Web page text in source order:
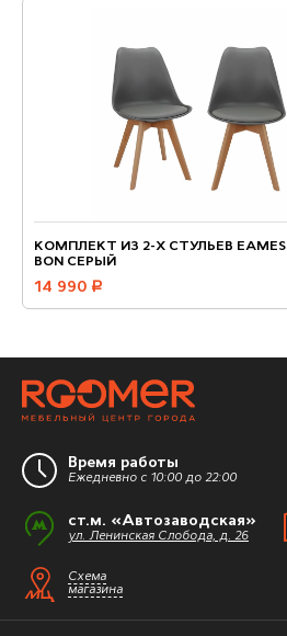
КОМПЛЕКТ ИЗ 2-Х СТУЛЬЕВ EAMES
BON СЕРЫЙ
14 990 руб.
Время работы
Ежедневно с 10:00 до 22:00
ст.м. «Автозаводская»
ул. Ленинская Слобода, д. 26
Схема
магазина